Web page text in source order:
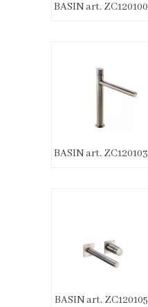
BASIN art. ZC120100
BASIN art. ZC120103
BASIN art. ZC120105